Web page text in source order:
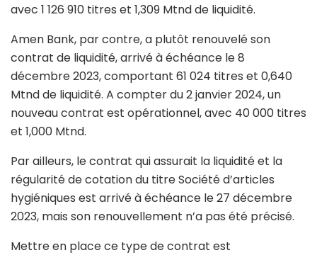
avec 1 126 910 titres et 1,309 Mtnd de liquidité.
Amen Bank, par contre, a plutôt renouvelé son
contrat de liquidité, arrivé à échéance le 8
décembre 2023, comportant 61 024 titres et 0,640
Mtnd de liquidité. A compter du 2 janvier 2024, un
nouveau contrat est opérationnel, avec 40 000 titres
et 1,000 Mtnd.
Par ailleurs, le contrat qui assurait la liquidité et la
régularité de cotation du titre Société d’articles
hygiéniques est arrivé à échéance le 27 décembre
2023, mais son renouvellement n’a pas été précisé.
Mettre en place ce type de contrat est